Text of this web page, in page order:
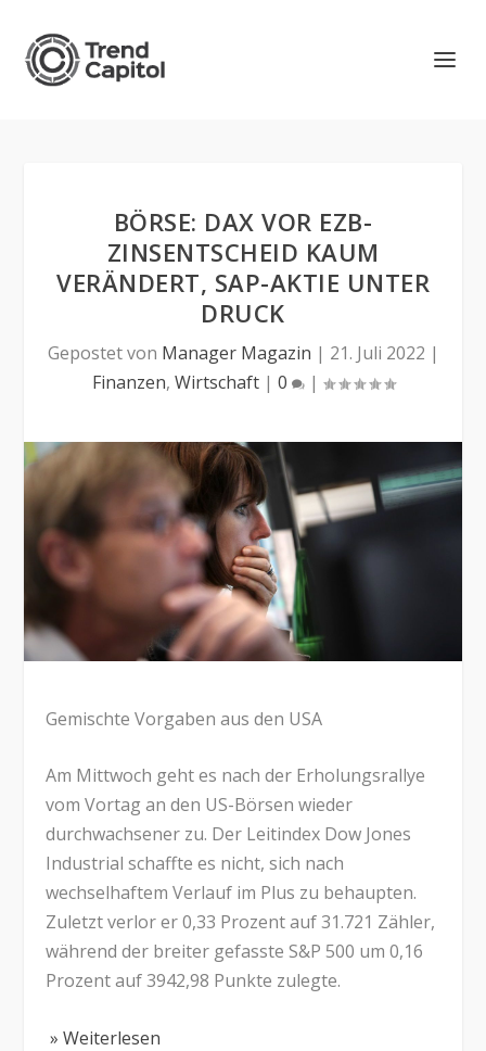
BÖRSE: DAX VOR EZB-
ZINSENTSCHEID KAUM
VERÄNDERT, SAP-AKTIE UNTER
DRUCK
Gepostet von Manager Magazin | 21. Juli 2022 |
Finanzen, Wirtschaft| 0 |
Gemischte Vorgaben aus den USA
Am Mittwoch geht es nach der Erholungsrallye
vom Vortag an den US-Börsen wieder
durchwachsener zu. Der Leitindex Dow Jones
Industrial schaffte es nicht, sich nach
wechselhaftem Verlauf im Plus zu behaupten.
Zuletzt verlor er 0,33 Prozent auf 31.721 Zähler,
während der breiter gefasste S&P 500 um 0,16
Prozent auf 3942,98 Punkte zulegte.
» Weiterlesen